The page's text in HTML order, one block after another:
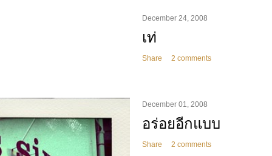
December 24, 2008
เท่
Share 2 comments
December 01, 2008
อร่อยอีกแบบ
Share 2 comments